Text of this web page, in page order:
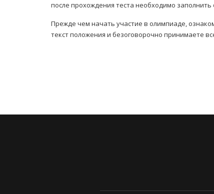
после прохождения теста необходимо
Прежде чем начать участие в олимпиаде,
текст положения и безоговорочно принимаете